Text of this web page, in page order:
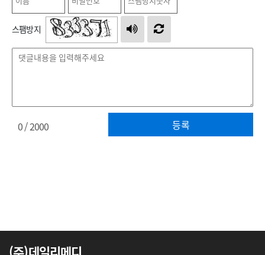
스팸방지
등록
0/ 2000